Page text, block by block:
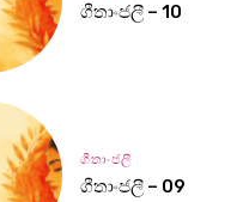
ගීතාංජලී – 10
ගීතාංජලී
ගීතාංජලී – 09